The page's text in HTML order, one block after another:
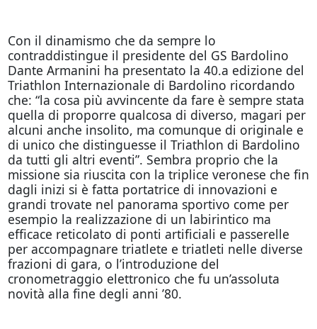
Con il dinamismo che da sempre lo
contraddistingue il presidente del GS Bardolino
Dante Armanini ha presentato la 40.a edizione del
Triathlon Internazionale di Bardolino ricordando
che: “la cosa più avvincente da fare è sempre stata
quella di proporre qualcosa di diverso, magari per
alcuni anche insolito, ma comunque di originale e
di unico che distinguesse il Triathlon di Bardolino
da tutti gli altri eventi”. Sembra proprio che la
missione sia riuscita con la triplice veronese che fin
dagli inizi si è fatta portatrice di innovazioni e
grandi trovate nel panorama sportivo come per
esempio la realizzazione di un labirintico ma
efficace reticolato di ponti artificiali e passerelle
per accompagnare triatlete e triatleti nelle diverse
frazioni di gara, o l’introduzione del
cronometraggio elettronico che fu un’assoluta
novità alla fine degli anni ’80.